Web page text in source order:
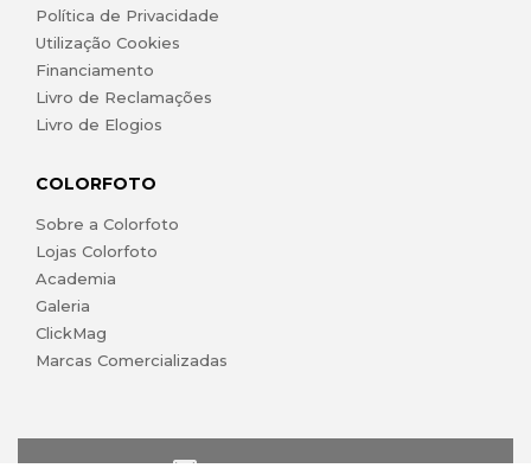
Política de Privacidade
Utilização Cookies
Financiamento
Livro de Reclamações
Livro de Elogios
COLORFOTO
Sobre a Colorfoto
Lojas Colorfoto
Academia
Galeria
ClickMag
Marcas Comercializadas